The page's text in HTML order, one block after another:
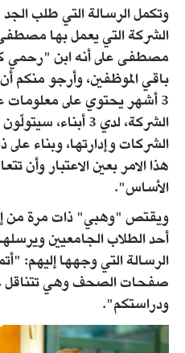
وتكمل الرسالة التي طلب
الشركة التي يعمل بها
مصطفى على أنه ابن "رحمي
باقي الموظفين، وأرجو منكم
3 أشهر يحتوي على
الشركة، لدي 3
الشركات وإدارتها، وبناء
هذا الامر بعين الاعتبار وأن
الأساس".
ويقتص "وهبي" ذات مرة من
أحد الطلاب الجامعيين
الرسالة التي وجهها إليهم:
صفحات الصحف وهي تتناقل
ودراستكم".